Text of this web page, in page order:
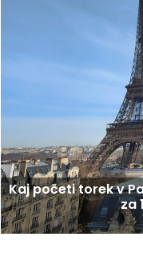
Kaj početi torek v
za